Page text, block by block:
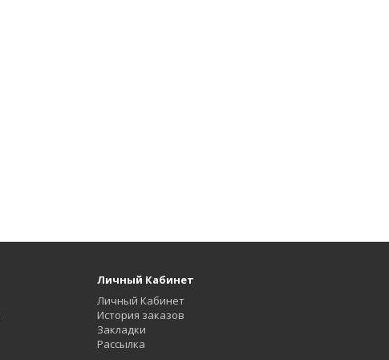
Личный Кабинет
Личный Кабинет
История заказов
Закладки
Рассылка